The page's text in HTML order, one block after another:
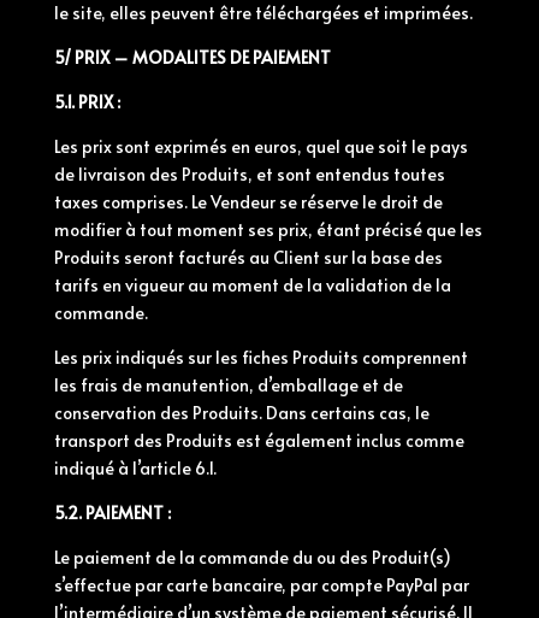
le site, elles peuvent être téléchargées et imprimées.
5/ PRIX – MODALITES DE PAIEMENT
5.1. PRIX :
Les prix sont exprimés en euros, quel que soit le pays
de livraison des Produits, et sont entendus toutes
taxes comprises. Le Vendeur se réserve le droit de
modifier à tout moment ses prix, étant précisé que les
Produits seront facturés au Client sur la base des
tarifs en vigueur au moment de la validation de la
commande.
Les prix indiqués sur les fiches Produits comprennent
les frais de manutention, d’emballage et de
conservation des Produits. Dans certains cas, le
transport des Produits est également inclus comme
indiqué à l’article 6.1.
5.2. PAIEMENT :
Le paiement de la commande du ou des Produit(s)
s’effectue par carte bancaire, par compte PayPal par
l’intermédiaire d’un système de paiement sécurisé. Il